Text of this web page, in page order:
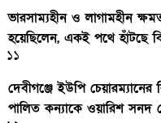
ভারসাম্যহীন ও লাগামহীন
হয়েছিলেন, একই পথে হাঁটছে
১১
দেবীগঞ্জে ইউপি
পালিত কন্যাকে ওয়ারিশ সনদ